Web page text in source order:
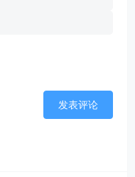
发表评论